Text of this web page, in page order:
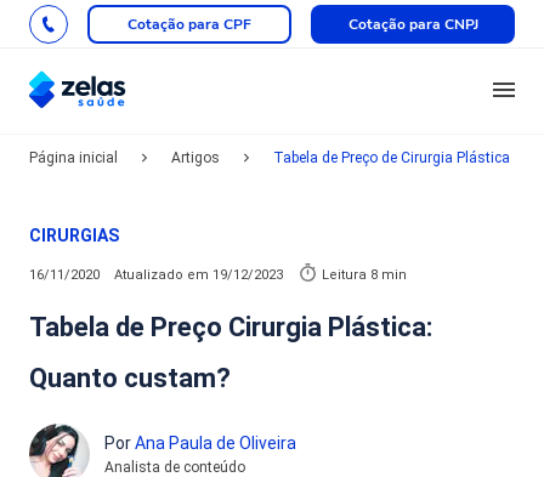
Cotação para CPF Cotação para CNPJ
Página inicial Artigos Tabela de Preço de Cirurgia Plástica
CIRURGIAS
16/11/2020 Atualizado em 19/12/2023 Leitura 8 min
Tabela de Preço Cirurgia Plástica:
Quanto custam?
PorAna Paula de Oliveira
Analista de conteúdo